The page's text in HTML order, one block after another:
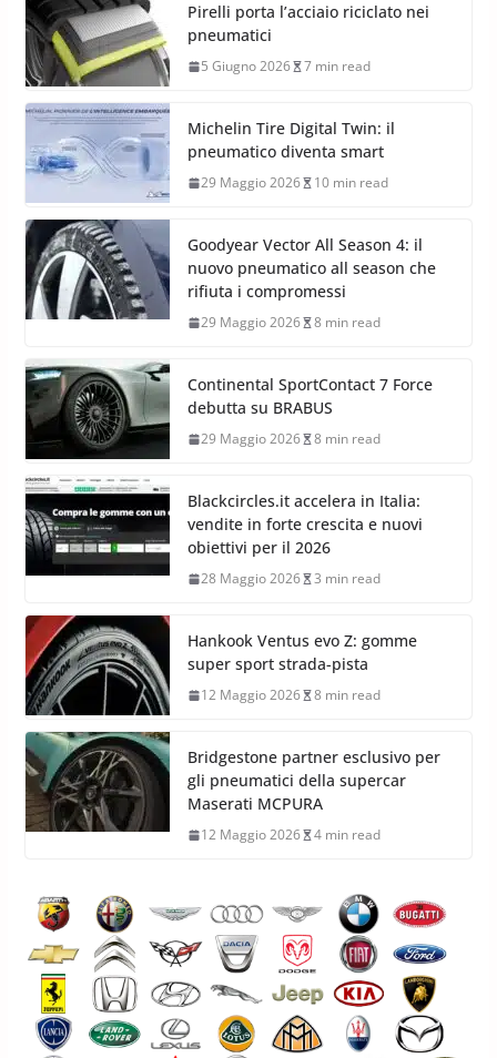
Pirelli porta l’acciaio riciclato nei
pneumatici
5 Giugno 2026 7 min read
Michelin Tire Digital Twin: il
pneumatico diventa smart
29 Maggio 2026 10 min read
Goodyear Vector All Season 4: il
nuovo pneumatico all season che
rifiuta i compromessi
29 Maggio 2026 8 min read
Continental SportContact 7 Force
debutta su BRABUS
29 Maggio 2026 8 min read
Blackcircles.it accelera in Italia:
vendite in forte crescita e nuovi
obiettivi per il 2026
28 Maggio 2026 3 min read
Hankook Ventus evo Z: gomme
super sport strada-pista
12 Maggio 2026 8 min read
Bridgestone partner esclusivo per
gli pneumatici della supercar
Maserati MCPURA
12 Maggio 2026 4 min read